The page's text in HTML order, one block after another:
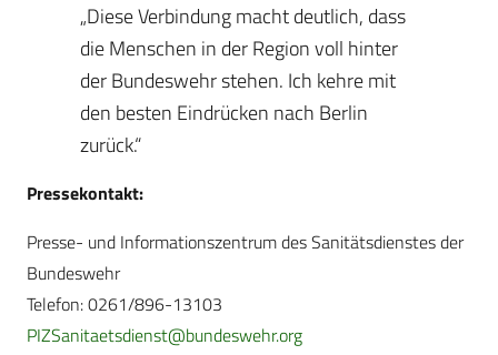
„Diese Verbindung macht deutlich, dass
die Menschen in der Region voll hinter
der Bundeswehr stehen. Ich kehre mit
den besten Eindrücken nach Berlin
zurück.“
Pressekontakt:
Presse- und Informationszentrum des Sanitätsdienstes der
Bundeswehr
Telefon: 0261/896-13103
PIZSanitaetsdienst@bundeswehr.org